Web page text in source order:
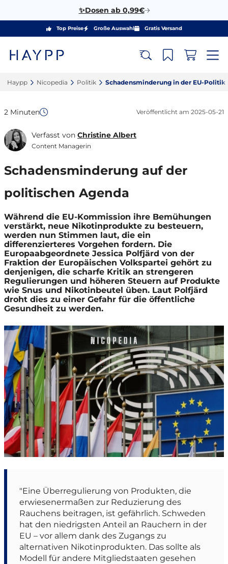
✨Dosen ab 0,99€
Top Preise Große Auswahl Gratis Versand
Haypp‎ Nicopedia‎ Politik‎ Schadensminderung in der EU-Politik‎
2 Minuten Veröffentlicht am 2025-05-21
Verfasst von Christine Albert
Content Managerin
Schadensminderung auf der
politischen Agenda
Während die EU-Kommission ihre Bemühungen
verstärkt, neue Nikotinprodukte zu besteuern,
werden nun Stimmen laut, die ein
differenzierteres Vorgehen fordern. Die
Europaabgeordnete Jessica Polfjärd von der
Fraktion der Europäischen Volkspartei gehört zu
denjenigen, die scharfe Kritik an strengeren
Regulierungen und höheren Steuern auf Produkte
wie Snus und Nikotinbeutel üben. Laut Polfjärd
droht dies zu einer Gefahr für die öffentliche
Gesundheit zu werden.
"Eine Überregulierung von Produkten, die
erwiesenermaßen zur Reduzierung des
Rauchens beitragen, ist gefährlich. Schweden
hat den niedrigsten Anteil an Rauchern in der
EU – vor allem dank des Zugangs zu
alternativen Nikotinprodukten. Das sollte als
Modell für andere Mitgliedstaaten gesehen